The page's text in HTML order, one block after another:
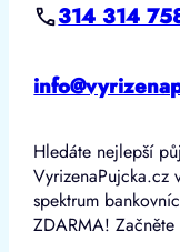
314 314
Hledáte nejlepší
VyrizenaPujcka.cz
spektrum
ZDARMA!